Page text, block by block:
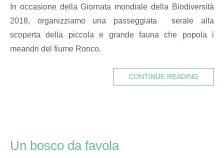
In occasione della Giornata mondiale della Biodiversità
2018, organizziamo una passeggiata serale alla
scoperta della piccola e grande fauna che popola i
meandri del fiume Ronco.
CONTINUE READING
Un bosco da favola